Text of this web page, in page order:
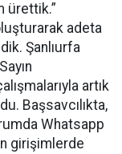
ürettik.”
adeta
Şanlıurfa
artık
Başsavcılıkta,
Whatsapp
girişimlerde